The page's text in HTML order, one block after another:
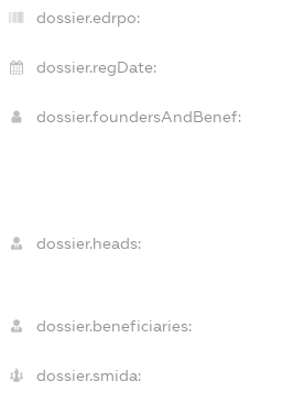
dossier.edrpo:
dossier.regDate:
dossier.foundersAndBenef:
dossier.heads:
dossier.beneficiaries:
dossier.smida: